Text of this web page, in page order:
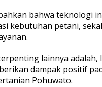
bahwa teknologi
kebutuhan petani,
lainnya
dampak positif
Pohuwato.